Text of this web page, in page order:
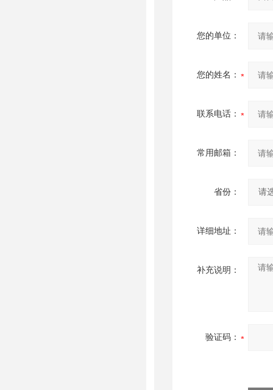
您的单位：
您的姓名：
联系电话：
常用邮箱：
省份：
详细地址：
补充说明：
验证码：